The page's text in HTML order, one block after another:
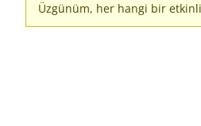
Üzgünüm, her hangi bir